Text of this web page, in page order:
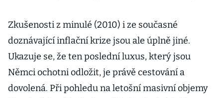
Zkušenosti z minulé (2010) i ze současné
doznávající inflační krize jsou ale úplně jiné.
Ukazuje se, že ten poslední luxus, který jsou
Němci ochotni odložit, je právě cestování a
dovolená. Při pohledu na letošní masivní objemy